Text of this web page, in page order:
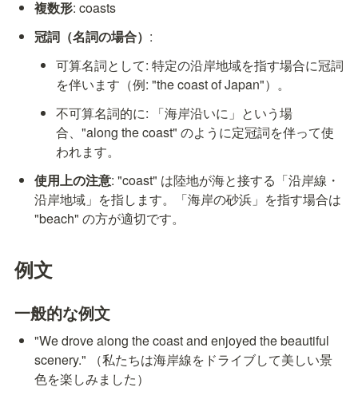
複数形: coasts
冠詞（名詞の場合） :
可算名詞として: 特定の沿岸地域を指す場合に冠詞
を伴います（例: "the coast of Japan"）。
不可算名詞的に: 「海岸沿いに」という場
合、"along the coast" のように定冠詞を伴って使
われます。
使用上の注意: "coast" は陸地が海と接する「沿岸線・
沿岸地域」を指します。「海岸の砂浜」を指す場合は
"beach" の方が適切です。
例文
一般的な例文
"We drove along the coast and enjoyed the beautiful
scenery." （私たちは海岸線をドライブして美しい景
色を楽しみました）